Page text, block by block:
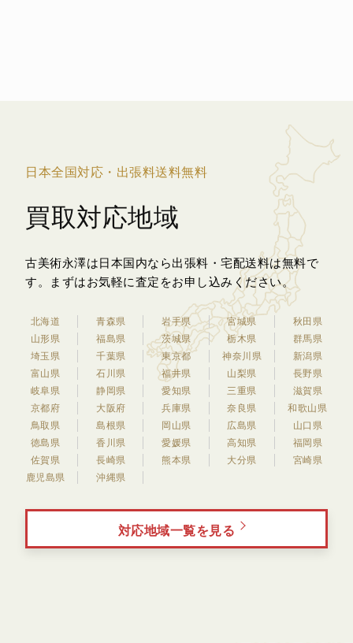
日本全国対応・出張料送料無料
買取対応地域
古美術永澤は日本国内なら出張料・宅配送料は無料で
す。
まずはお気軽に査定をお申し込みください。
北海道 青森県 岩手県 宮城県
秋田県
山形県
福島県 茨城県 栃木県
群馬県
埼玉県
千葉県 東京都 神奈川県
新潟県
富山県
石川県 福井県 山梨県
長野県
岐阜県
静岡県 愛知県 三重県
滋賀県
京都府
大阪府 兵庫県 奈良県
和歌山県
鳥取県
島根県 岡山県 広島県
山口県
徳島県
香川県 愛媛県 高知県
福岡県
佐賀県
長崎県 熊本県 大分県
宮崎県
鹿児島県
沖縄県
対応地域一覧を見る